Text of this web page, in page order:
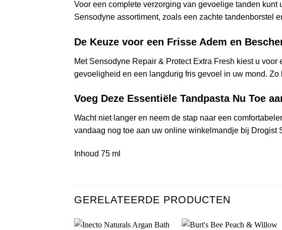
Voor een complete verzorging van gevoelige tanden
Sensodyne assortiment, zoals een zachte tandenborstel
De Keuze voor een Frisse Adem en
Met Sensodyne Repair & Protect Extra Fresh kiest u
gevoeligheid en een langdurig fris gevoel in uw mond.
Voeg Deze Essentiële Tandpasta Nu Toe
Wacht niet langer en neem de stap naar een
vandaag nog toe aan uw online winkelmandje bij
Inhoud 75 ml
GERELATEERDE PRODUCTEN